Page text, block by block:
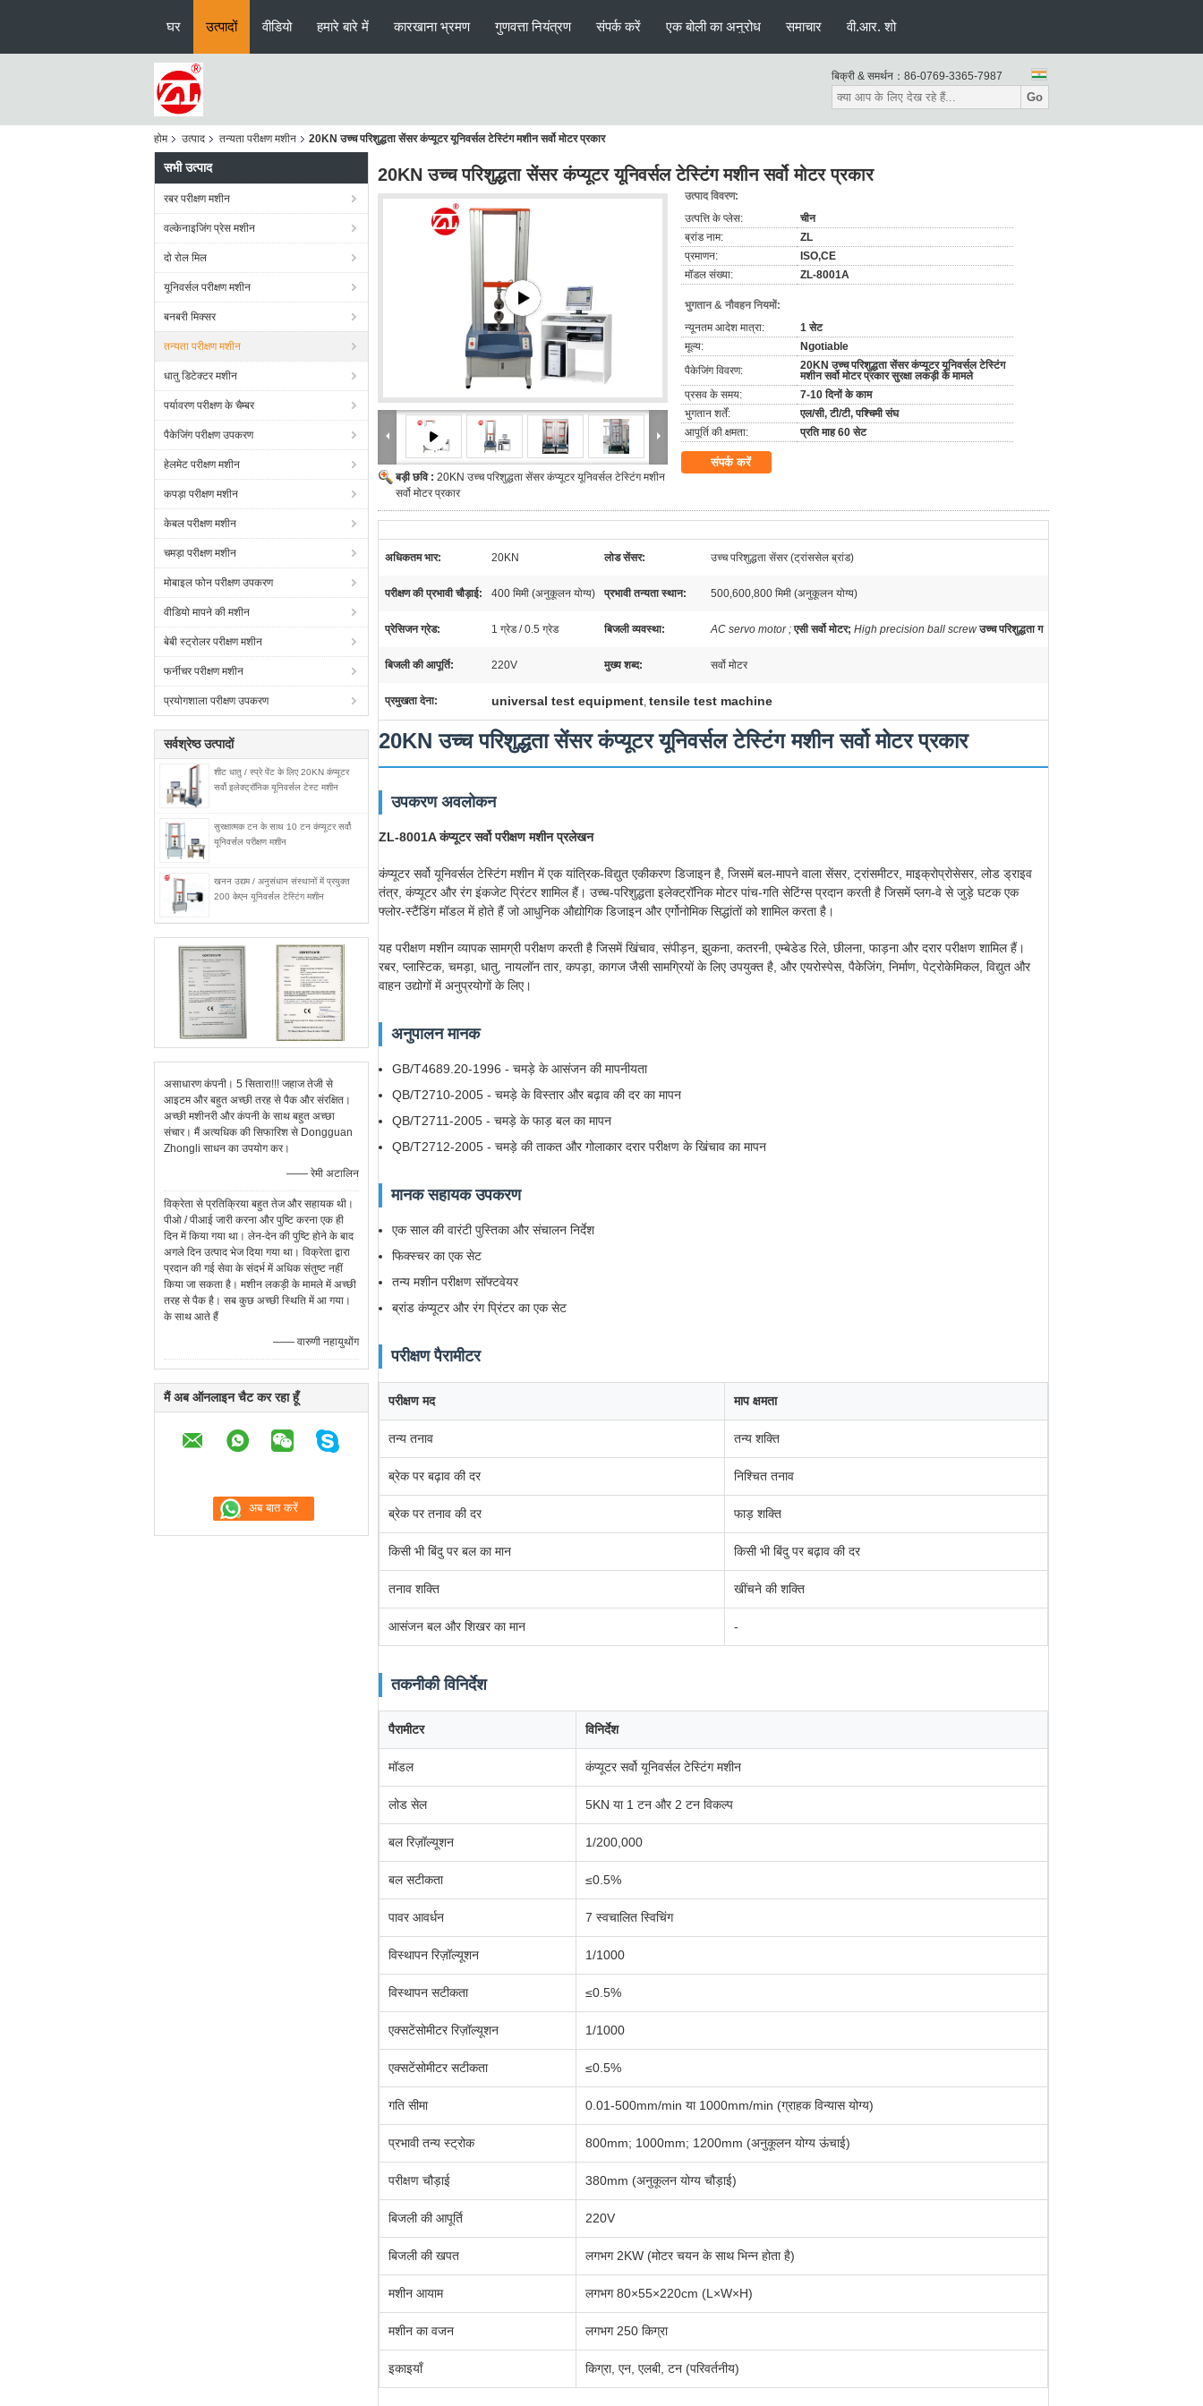
घर उत्पादों वीडियो हमारे बारे में कारखाना भ्रमण गुणवत्ता नियंत्रण संपर्क करें एक बोली का अनुरोध समाचार वी.आर. शो
बिक्री & समर्थन： 86-0769-3365-7987
Go
होम उत्पाद तन्यता परीक्षण मशीन 20KN उच्च परिशुद्धता सेंसर कंप्यूटर यूनिवर्सल टेस्टिंग मशीन सर्वो मोटर प्रकार
सभी उत्पाद
रबर परीक्षण मशीन
वल्केनाइजिंग प्रेस मशीन
दो रोल मिल
यूनिवर्सल परीक्षण मशीन
बनबरी मिक्सर
तन्यता परीक्षण मशीन
धातु डिटेक्टर मशीन
पर्यावरण परीक्षण के चैम्बर
पैकेजिंग परीक्षण उपकरण
हेलमेट परीक्षण मशीन
कपड़ा परीक्षण मशीन
केबल परीक्षण मशीन
चमड़ा परीक्षण मशीन
मोबाइल फोन परीक्षण उपकरण
वीडियो मापने की मशीन
बेबी स्ट्रोलर परीक्षण मशीन
फर्नीचर परीक्षण मशीन
प्रयोगशाला परीक्षण उपकरण
सर्वश्रेष्ठ उत्पादों
शीट धातु / स्प्रे पेंट के लिए 20KN कंप्यूटर
सर्वो इलेक्ट्रॉनिक यूनिवर्सल टेस्ट मशीन
सुरक्षात्मक टन के साथ 10 टन कंप्यूटर सर्वो
यूनिवर्सल परीक्षण मशीन
खनन उद्यम / अनुसंधान संस्थानों में प्रयुक्त
200 केएन यूनिवर्सल टेस्टिंग मशीन
असाधारण कंपनी। 5 सितारा!!! जहाज तेजी से
आइटम और बहुत अच्छी तरह से पैक और संरक्षित।
अच्छी मशीनरी और कंपनी के साथ बहुत अच्छा
संचार। मैं अत्यधिक की सिफारिश से Dongguan
Zhongli साधन का उपयोग कर।
—— रेमी अटालिन
विक्रेता से प्रतिक्रिया बहुत तेज और सहायक थी।
पीओ / पीआई जारी करना और पुष्टि करना एक ही
दिन में किया गया था। लेन-देन की पुष्टि होने के बाद
अगले दिन उत्पाद भेज दिया गया था। विक्रेता द्वारा
प्रदान की गई सेवा के संदर्भ में अधिक संतुष्ट नहीं
किया जा सकता है। मशीन लकड़ी के मामले में अच्छी
तरह से पैक है। सब कुछ अच्छी स्थिति में आ गया।
के साथ आते हैं
—— वारुणी नहायुथोंग
मैं अब ऑनलाइन चैट कर रहा हूँ
20KN उच्च परिशुद्धता सेंसर कंप्यूटर यूनिवर्सल टेस्टिंग मशीन सर्वो मोटर प्रकार
बड़ी छवि : 20KN उच्च परिशुद्धता सेंसर कंप्यूटर यूनिवर्सल टेस्टिंग मशीन
सर्वो मोटर प्रकार
उत्पाद विवरण:
उत्पत्ति के प्लेस:
चीन
ब्रांड नाम:
ZL
प्रमाणन:
ISO,CE
मॉडल संख्या:
ZL-8001A
भुगतान & नौवहन नियमों:
न्यूनतम आदेश मात्रा:
1 सेट
मूल्य:
Ngotiable
पैकेजिंग विवरण:
20KN उच्च परिशुद्धता सेंसर कंप्यूटर यूनिवर्सल टेस्टिंग
मशीन सर्वो मोटर प्रकार सुरक्षा लकड़ी के मामले
प्रसव के समय:
7-10 दिनों के काम
भुगतान शर्तें:
एल/सी, टी/टी, पश्चिमी संघ
आपूर्ति की क्षमता:
प्रति माह 60 सेट
संपर्क करें
अधिकतम भार: 20KN लोड सेंसर: उच्च परिशुद्धता सेंसर (ट्रांससेल ब्रांड)
परीक्षण की प्रभावी चौड़ाई: 400 मिमी (अनुकूलन योग्य) प्रभावी तन्यता स्थान: 500,600,800 मिमी (अनुकूलन योग्य)
प्रेसिजन ग्रेड: 1 ग्रेड / 0.5 ग्रेड बिजली व्यवस्था: AC servo motor ; एसी सर्वो मोटर; High precision ball screw उच्च परिशुद्धता ग
बिजली की आपूर्ति: 220V मुख्य शब्द: सर्वो मोटर
प्रमुखता देना: universal test equipment, tensile test machine
20KN उच्च परिशुद्धता सेंसर कंप्यूटर यूनिवर्सल टेस्टिंग मशीन सर्वो मोटर प्रकार
उपकरण अवलोकन
ZL-8001A कंप्यूटर सर्वो परीक्षण मशीन प्रलेखन
कंप्यूटर सर्वो यूनिवर्सल टेस्टिंग मशीन में एक यांत्रिक-विद्युत एकीकरण डिजाइन है, जिसमें बल-मापने वाला सेंसर, ट्रांसमीटर, माइक्रोप्रोसेसर, लोड ड्राइव
तंत्र, कंप्यूटर और रंग इंकजेट प्रिंटर शामिल हैं। उच्च-परिशुद्धता इलेक्ट्रॉनिक मोटर पांच-गति सेटिंग्स प्रदान करती है जिसमें प्लग-वे से जुड़े घटक एक
फ्लोर-स्टैंडिंग मॉडल में होते हैं जो आधुनिक औद्योगिक डिजाइन और एर्गोनोमिक सिद्धांतों को शामिल करता है।
यह परीक्षण मशीन व्यापक सामग्री परीक्षण करती है जिसमें खिंचाव, संपीड़न, झुकना, कतरनी, एम्बेडेड रिले, छीलना, फाड़ना और दरार परीक्षण शामिल हैं।
रबर, प्लास्टिक, चमड़ा, धातु, नायलॉन तार, कपड़ा, कागज जैसी सामग्रियों के लिए उपयुक्त है, और एयरोस्पेस, पैकेजिंग, निर्माण, पेट्रोकेमिकल, विद्युत और
वाहन उद्योगों में अनुप्रयोगों के लिए।
अनुपालन मानक
GB/T4689.20-1996 - चमड़े के आसंजन की मापनीयता
QB/T2710-2005 - चमड़े के विस्तार और बढ़ाव की दर का मापन
QB/T2711-2005 - चमड़े के फाड़ बल का मापन
QB/T2712-2005 - चमड़े की ताकत और गोलाकार दरार परीक्षण के खिंचाव का मापन
मानक सहायक उपकरण
एक साल की वारंटी पुस्तिका और संचालन निर्देश
फिक्स्चर का एक सेट
तन्य मशीन परीक्षण सॉफ्टवेयर
ब्रांड कंप्यूटर और रंग प्रिंटर का एक सेट
परीक्षण पैरामीटर
परीक्षण मद माप क्षमता
तन्य तनाव तन्य शक्ति
ब्रेक पर बढ़ाव की दर निश्चित तनाव
ब्रेक पर तनाव की दर फाड़ शक्ति
किसी भी बिंदु पर बल का मान किसी भी बिंदु पर बढ़ाव की दर
तनाव शक्ति खींचने की शक्ति
आसंजन बल और शिखर का मान -
तकनीकी विनिर्देश
पैरामीटर विनिर्देश
मॉडल कंप्यूटर सर्वो यूनिवर्सल टेस्टिंग मशीन
लोड सेल 5KN या 1 टन और 2 टन विकल्प
बल रिज़ॉल्यूशन 1/200,000
बल सटीकता ≤0.5%
पावर आवर्धन 7 स्वचालित स्विचिंग
विस्थापन रिज़ॉल्यूशन 1/1000
विस्थापन सटीकता ≤0.5%
एक्सटेंसोमीटर रिज़ॉल्यूशन 1/1000
एक्सटेंसोमीटर सटीकता ≤0.5%
गति सीमा 0.01-500mm/min या 1000mm/min (ग्राहक विन्यास योग्य)
प्रभावी तन्य स्ट्रोक 800mm; 1000mm; 1200mm (अनुकूलन योग्य ऊंचाई)
परीक्षण चौड़ाई 380mm (अनुकूलन योग्य चौड़ाई)
बिजली की आपूर्ति 220V
बिजली की खपत लगभग 2KW (मोटर चयन के साथ भिन्न होता है)
मशीन आयाम लगभग 80×55×220cm (L×W×H)
मशीन का वजन लगभग 250 किग्रा
इकाइयाँ किग्रा, एन, एलबी, टन (परिवर्तनीय)